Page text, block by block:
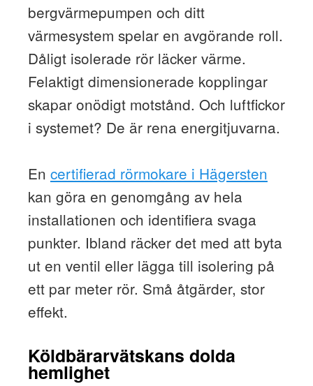
bergvärmepumpen och ditt
värmesystem spelar en avgörande roll.
Dåligt isolerade rör läcker värme.
Felaktigt dimensionerade kopplingar
skapar onödigt motstånd. Och luftfickor
i systemet? De är rena energitjuvarna.
En certifierad rörmokare i Hägersten
kan göra en genomgång av hela
installationen och identifiera svaga
punkter. Ibland räcker det med att byta
ut en ventil eller lägga till isolering på
ett par meter rör. Små åtgärder, stor
effekt.
Köldbärarvätskans dolda
hemlighet